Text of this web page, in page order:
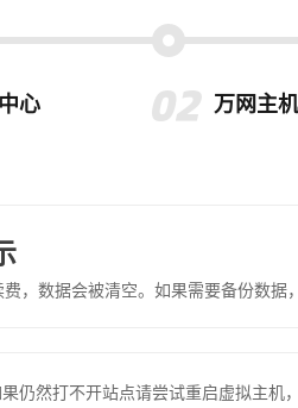
心 万网主
，数据会被清空。如果需要备份数据
仍然打不开站点请尝试重启虚拟主机